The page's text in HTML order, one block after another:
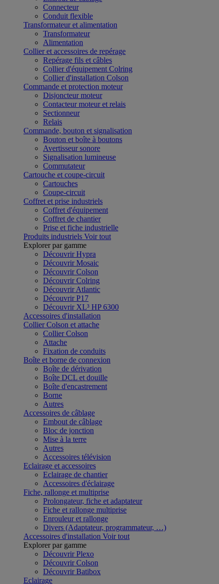
Connecteur
Conduit flexible
Transformateur et alimentation
Transformateur
Alimentation
Collier et accessoires de repérage
Repérage fils et câbles
Collier d'équipement Colring
Collier d'installation Colson
Commande et protection moteur
Disjoncteur moteur
Contacteur moteur et relais
Sectionneur
Relais
Commande, bouton et signalisation
Bouton et boîte à boutons
Avertisseur sonore
Signalisation lumineuse
Commutateur
Cartouche et coupe-circuit
Cartouches
Coupe-circuit
Coffret et prise industriels
Coffret d'équipement
Coffret de chantier
Prise et fiche industrielle
Produits industriels Voir tout
Explorer par gamme
Découvrir Hypra
Découvrir Mosaic
Découvrir Colson
Découvrir Colring
Découvrir Atlantic
Découvrir P17
Découvrir XL³ HP 6300
Accessoires d'installation
Collier Colson et attache
Collier Colson
Attache
Fixation de conduits
Boîte et borne de connexion
Boîte de dérivation
Boîte DCL et douille
Boîte d'encastrement
Borne
Autres
Accessoires de câblage
Embout de câblage
Bloc de jonction
Mise à la terre
Autres
Accessoires télévision
Eclairage et accessoires
Eclairage de chantier
Accessoires d'éclairage
Fiche, rallonge et multiprise
Prolongateur, fiche et adaptateur
Fiche et rallonge multiprise
Enrouleur et rallonge
Divers (Adaptateur, programmateur, …)
Accessoires d'installation Voir tout
Explorer par gamme
Découvrir Plexo
Découvrir Colson
Découvrir Batibox
Eclairage